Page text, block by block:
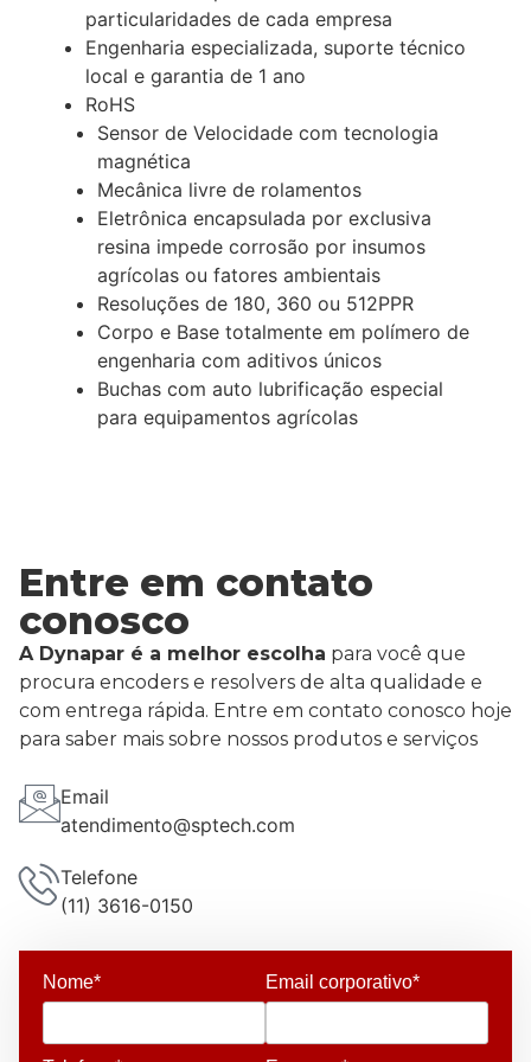
particularidades de cada empresa
Engenharia especializada, suporte técnico
local e garantia de 1 ano
RoHS
Sensor de Velocidade com tecnologia
magnética
Mecânica livre de rolamentos
Eletrônica encapsulada por exclusiva
resina impede corrosão por insumos
agrícolas ou fatores ambientais
Resoluções de 180, 360 ou 512PPR
Corpo e Base totalmente em polímero de
engenharia com aditivos únicos
Buchas com auto lubrificação especial
para equipamentos agrícolas
Entre em contato
conosco
A Dynapar é a melhor escolha para você que
procura encoders e resolvers de alta qualidade e
com entrega rápida. Entre em contato conosco hoje
para saber mais sobre nossos produtos e serviços
Email
atendimento@sptech.com
Telefone
(11) 3616-0150
Nome* Email corporativo*